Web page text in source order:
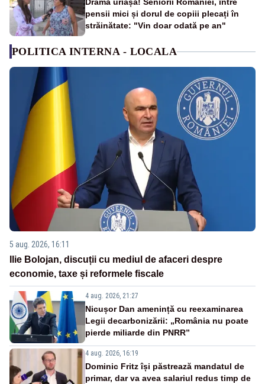
pensii mici și dorul de copiii plecați în
străinătate: "Vin doar odată pe an"
POLITICA INTERNA - LOCALA
5 aug. 2026, 16:11
Ilie Bolojan, discuții cu mediul de afaceri despre
economie, taxe și reformele fiscale
4 aug. 2026, 21:27
Nicușor Dan amenință cu reexaminarea
Legii decarbonizării: „România nu poate
pierde miliarde din PNRR”
4 aug. 2026, 16:19
Dominic Fritz își păstrează mandatul de
primar, dar va avea salariul redus timp de